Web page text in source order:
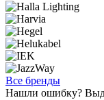
Все бренды
Нашли ошибку?